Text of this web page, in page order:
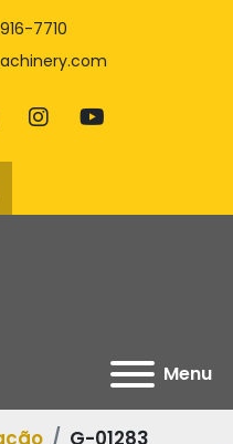
7710
instagram
youtube
Menu
G-01283